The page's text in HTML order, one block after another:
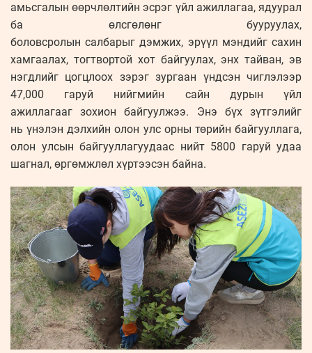
амьсгалын өөрчлөлтийн эсрэг үйл ажиллагаа, ядуурал
ба өлсгөлөнг бууруулах,
боловсролын салбарыг дэмжих, эрүүл мэндийг сахин
хамгаалах, тогтвортой хот байгуулах, энх тайван, эв
нэгдлийг цогцлоох зэрэг зургаан үндсэн чиглэлээр
47,000 гаруй нийгмийн сайн дурын үйл
ажиллагааг зохион байгуулжээ. Энэ бүх зүтгэлийг
нь үнэлэн дэлхийн олон улс орны төрийн байгууллага,
олон улсын байгууллагуудаас нийт 5800 гаруй удаа
шагнал, өргөмжлөл хүртээсэн байна.